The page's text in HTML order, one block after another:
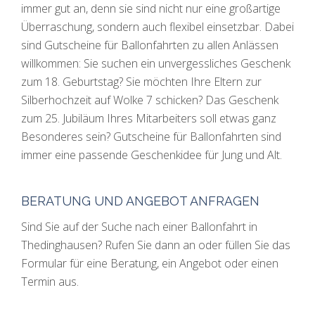
immer gut an, denn sie sind nicht nur eine großartige
Überraschung, sondern auch flexibel einsetzbar. Dabei
sind Gutscheine für Ballonfahrten zu allen Anlässen
willkommen: Sie suchen ein unvergessliches Geschenk
zum 18. Geburtstag? Sie möchten Ihre Eltern zur
Silberhochzeit auf Wolke 7 schicken? Das Geschenk
zum 25. Jubiläum Ihres Mitarbeiters soll etwas ganz
Besonderes sein? Gutscheine für Ballonfahrten sind
immer eine passende Geschenkidee für Jung und Alt.
BERATUNG UND ANGEBOT ANFRAGEN
Sind Sie auf der Suche nach einer Ballonfahrt in
Thedinghausen? Rufen Sie dann an oder füllen Sie das
Formular für eine Beratung, ein Angebot oder einen
Termin aus.